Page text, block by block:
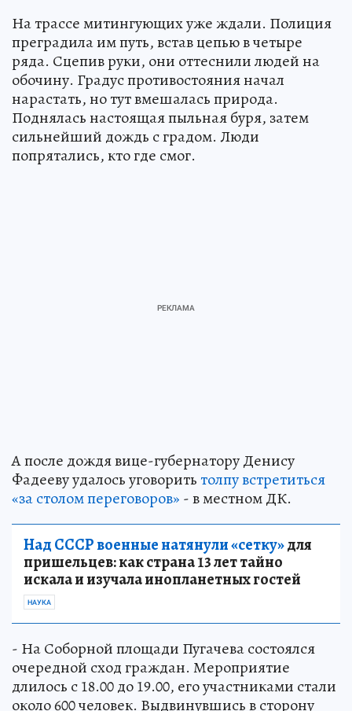
На трассе митингующих уже ждали. Полиция
преградила им путь, встав цепью в четыре
ряда. Сцепив руки, они оттеснили людей на
обочину. Градус противостояния начал
нарастать, но тут вмешалась природа.
Поднялась настоящая пыльная буря, затем
сильнейший дождь с градом. Люди
попрятались, кто где смог.
А после дождя вице-губернатору Денису
Фадееву удалось уговоритьтолпу встретиться
«за столом переговоров» - в местном ДК.
Над СССР военные натянули «сетку»для
пришельцев: как страна 13 лет тайно
искала и изучала инопланетных гостей
НАУКА
- На Соборной площади Пугачева состоялся
очередной сход граждан. Мероприятие
длилось с 18.00 до 19.00, его участниками стали
около 600 человек. Выдвинувшись в сторону